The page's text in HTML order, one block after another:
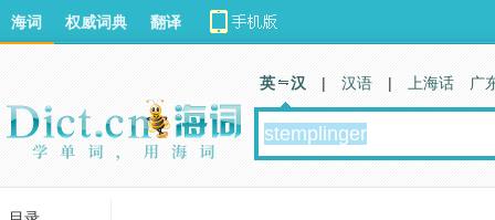
海词 权威词典 翻译
英 汉 | 汉语 | 上海话 广